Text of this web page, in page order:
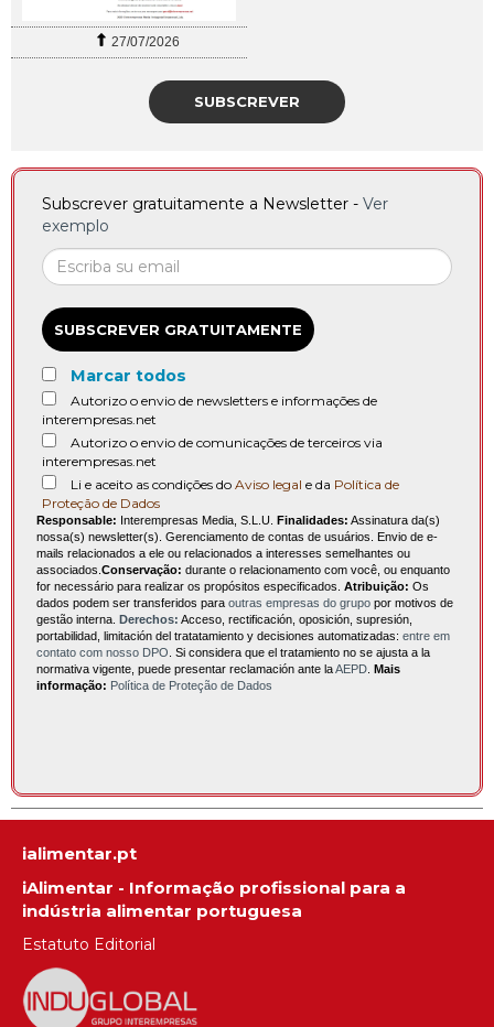
27/07/2026
SUBSCREVER
Subscrever gratuitamente a Newsletter - Ver
exemplo
SUBSCREVER GRATUITAMENTE
Marcar todos
Autorizo o envio de newsletters e informações de
interempresas.net
Autorizo o envio de comunicações de terceiros via
interempresas.net
Li e aceito as condições do Aviso legal e da Política de
Proteção de Dados
Responsable: Interempresas Media, S.L.U. Finalidades: Assinatura da(s)
nossa(s) newsletter(s). Gerenciamento de contas de usuários. Envio de e-
mails relacionados a ele ou relacionados a interesses semelhantes ou
associados. Conservação: durante o relacionamento com você, ou enquanto
for necessário para realizar os propósitos especificados. Atribuição: Os
dados podem ser transferidos para outras empresas do grupo por motivos de
gestão interna. Derechos: Acceso, rectificación, oposición, supresión,
portabilidad, limitación del tratatamiento y decisiones automatizadas: entre em
contato com nosso DPO . Si considera que el tratamiento no se ajusta a la
normativa vigente, puede presentar reclamación ante laAEPD Mais
informação: Política de Proteção de Dados
ialimentar.pt
iAlimentar - Informação profissional para a
indústria alimentar portuguesa
Estatuto Editorial